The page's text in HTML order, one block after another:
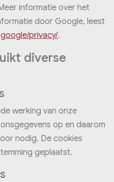
informatie over het
door Google, leest
privacy/.
diverse
werking van onze
op en daarom
nodig. De cookies
geplaatst.